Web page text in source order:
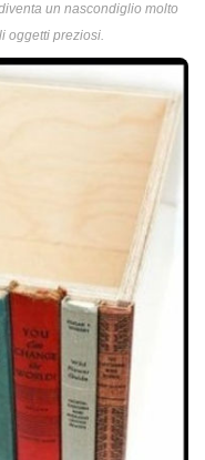
un nascondiglio molto
oggetti preziosi.